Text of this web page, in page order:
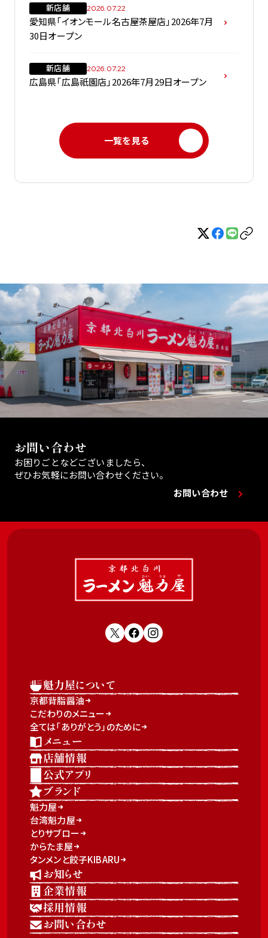
新店舗 2026.07.22
愛知県「イオンモール名古屋茶屋店」2026年7月
30日オープン
新店舗 2026.07.22
広島県「広島祇園店」2026年7月29日オープン
一覧を見る
お問い合わせ
お困りごとなどございましたら、
ぜひお気軽にお問い合わせください。
お問い合わせ
魁力屋について
京都背脂醤油
こだわりのメニュー
全ては「ありがとう」のために
メニュー
店舗情報
公式アプリ
ブランド
魁力屋
台湾魁力屋
とりサブロー
からたま屋
タンメンと餃子KIBARU
お知らせ
企業情報
採用情報
お問い合わせ